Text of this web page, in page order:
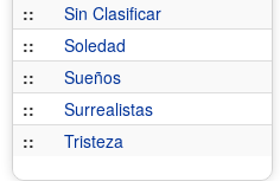
::
Sin Clasificar
::
Soledad
::
Sueños
::
Surrealistas
::
Tristeza